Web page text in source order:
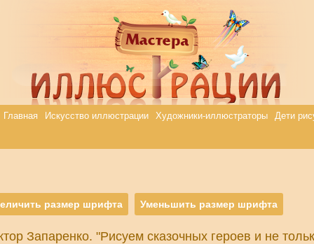
Главная Искусство иллюстрации Художники-иллюстраторы Дети
размер шрифта Уменьшить размер шрифта
Запаренко. "Рисуем сказочных героев и не